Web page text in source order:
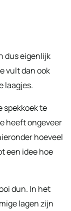
dus eigenlijk
vult dan ook
laagjes.
spekkoek te
heeft ongeveer
hoeveel
een idee hoe
dun. In het
lagen zijn